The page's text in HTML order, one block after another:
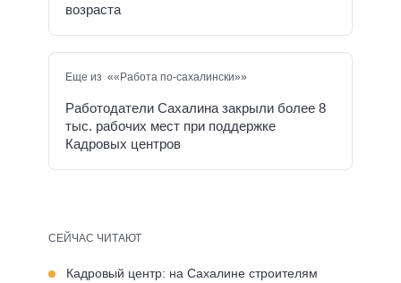
возраста
Еще из ««Работа по-сахалински»»
Работодатели Сахалина закрыли более 8
тыс. рабочих мест при поддержке
Кадровых центров
СЕЙЧАС ЧИТАЮТ
Кадровый центр: на Сахалине строителям